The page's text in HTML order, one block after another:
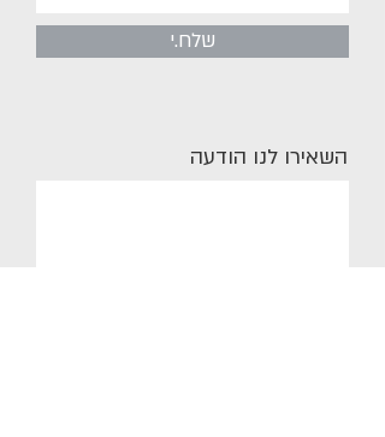
שלח.י
השאירו לנו הודעה